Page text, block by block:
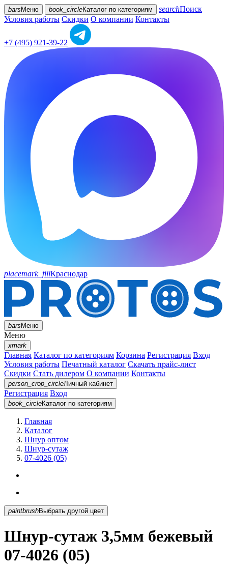
bars Меню book_circleКаталог по категориям searchПоиск
Условия работы Скидки О компании Контакты
+7 (495) 921-39-22
placemark_fillКраснодар
barsМеню
Меню
xmark
Главная Каталог по категориям Корзина Регистрация Вход
Условия работы Печатный каталог Скачать прайс-лист
Скидки Стать дилером О компании Контакты
person_crop_circleЛичный кабинет
Регистрация Вход
book_circleКаталог по категориям
Главная
Каталог
Шнур оптом
Шнур-сутаж
07-4026 (05)
paintbrush Выбрать другой цвет
Шнур-сутаж 3,5мм бежевый
07-4026 (05)